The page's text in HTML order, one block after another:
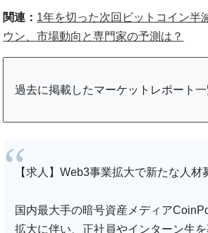
関連： 1年を切った次回ビットコイン半
ウン、市場動向と専門家の予測は？
過去に掲載したマーケットレポート
【求人】Web3事業拡大で新たな人材
国内最大手の暗号資産メディア
拡大に伴い、正社員やインターン生を